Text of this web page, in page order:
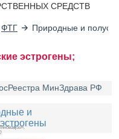
СРЕДСТВ
ФТГ Природные и
эстрогены;
МинЗдрава РФ
и